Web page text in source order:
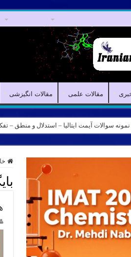
مقالات علمی مقالات انگیزشی
کانال آیمت ایتالیا در نرم افزار بله – کانال شیمی